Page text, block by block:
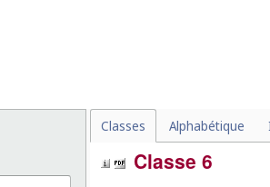
Classes Alphabétique
Classe 6